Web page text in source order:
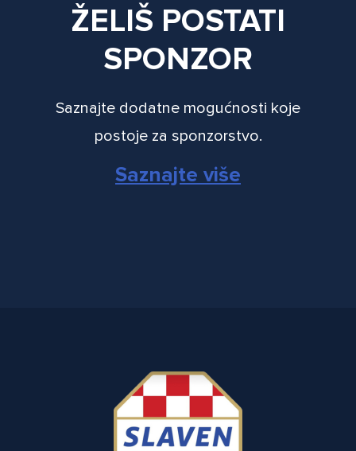
ŽELIŠ POSTATI
SPONZOR
Saznajte dodatne mogućnosti koje
postoje za sponzorstvo.
Saznajte više